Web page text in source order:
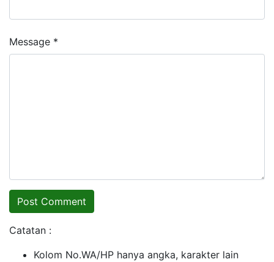
Message *
Catatan :
Kolom No.WA/HP hanya angka, karakter lain